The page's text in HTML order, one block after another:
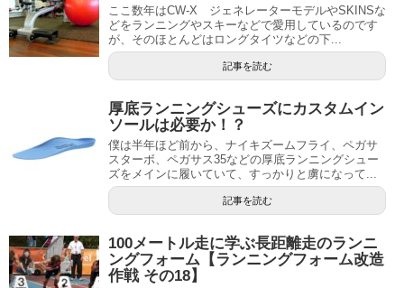
ここ数年はCW-X ジェネレーターモデルやSKINSな
どをランニングやスキーなどで愛用しているのです
が、そのほとんどはロングタイツなどの下...
記事を読む
厚底ランニングシューズにカスタムイン
ソールは必要か！？
僕は半年ほど前から、ナイキズームフライ、ペガサ
スターボ、ペガサス35などの厚底ランニングシュー
ズをメインに履いていて、すっかりと虜になって...
記事を読む
100メートル走に学ぶ長距離走のランニ
ングフォーム【ランニングフォーム改造
作戦 その18】